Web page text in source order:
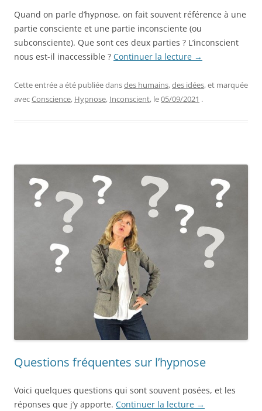
Quand on parle d’hypnose, on fait souvent référence à une
partie consciente et une partie inconsciente (ou
subconsciente). Que sont ces deux parties ? L’inconscient
nous est-il inaccessible ? Continuer la lecture →
Cette entrée a été publiée dansdes humains,des idées, et marquée
avecConscience, Hypnose, Inconscient, le05/09/2021 .
Questions fréquentes sur l’hypnose
Voici quelques questions qui sont souvent posées, et les
réponses que j’y apporte. Continuer la lecture →